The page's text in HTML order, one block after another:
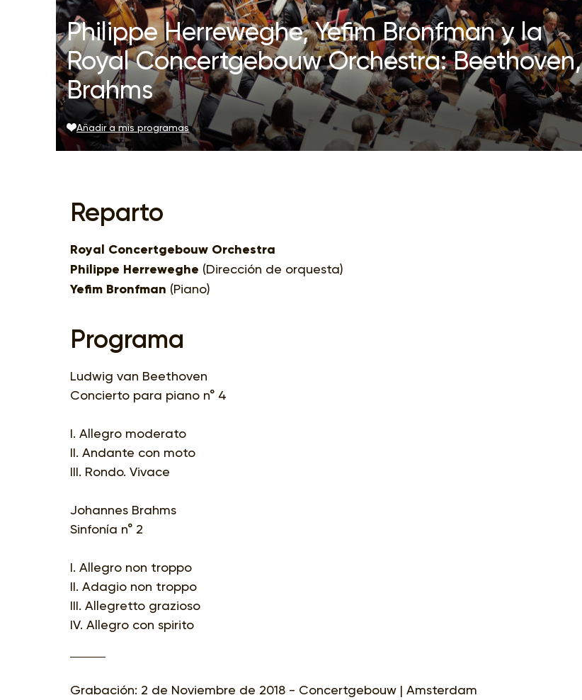
Philippe Herreweghe, Yefim Bronfman y la
Royal Concertgebouw Orchestra: Beethoven,
Brahms
Añadir a mis programas
Reparto
Royal Concertgebouw Orchestra
Philippe Herreweghe (Dirección de orquesta)
Yefim Bronfman (Piano)
Programa
Ludwig van Beethoven
Concierto para piano n° 4
I. Allegro moderato
II. Andante con moto
III. Rondo. Vivace
Johannes Brahms
Sinfonía n° 2
I. Allegro non troppo
II. Adagio non troppo
III. Allegretto grazioso
IV. Allegro con spirito
Grabación: 2 de Noviembre de 2018 - Concertgebouw | Amsterdam